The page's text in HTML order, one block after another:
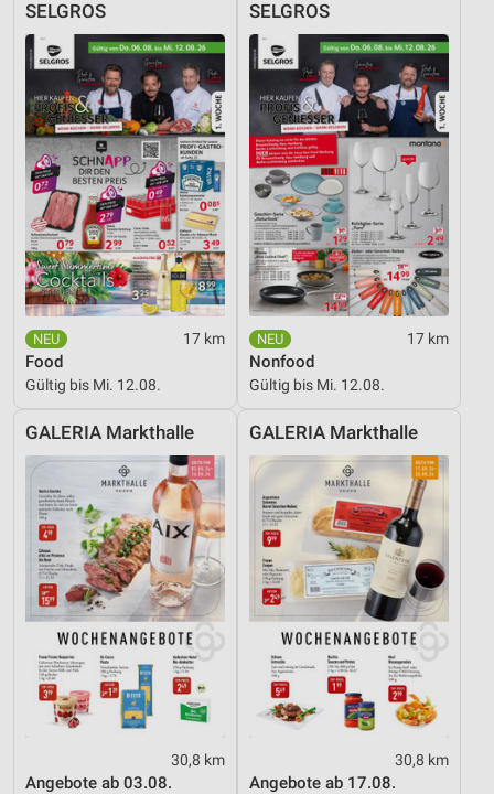
SELGROS
17 km
Food
Gültig bis Mi. 12.08.
SELGROS
17 km
Nonfood
Gültig bis Mi. 12.08.
GALERIA Markthalle
30,8 km
Angebote ab 03.08.
GALERIA Markthalle
30,8 km
Angebote ab 17.08.